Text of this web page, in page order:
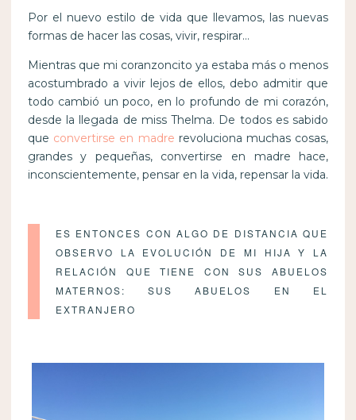
Por el nuevo estilo de vida que llevamos, las nuevas
formas de hacer las cosas, vivir, respirar…
Mientras que mi coranzoncito ya estaba más o menos
acostumbrado a vivir lejos de ellos, debo admitir que
todo cambió un poco, en lo profundo de mi corazón,
desde la llegada de miss Thelma. De todos es sabido
que convertirse en madre revoluciona muchas cosas,
grandes y pequeñas, convertirse en madre hace,
inconscientemente, pensar en la vida, repensar la vida.
ES ENTONCES CON ALGO DE DISTANCIA QUE
OBSERVO LA EVOLUCIÓN DE MI HIJA Y LA
RELACIÓN QUE TIENE CON SUS ABUELOS
MATERNOS: SUS ABUELOS EN EL
EXTRANJERO